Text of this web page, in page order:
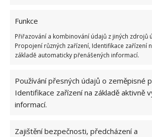
Funkce
Přiřazování a kombinování údajů z jiných zdrojů
Propojení různých zařízení, Identifikace zařízení
základě automaticky přenášených informací.
Používání přesných údajů o zeměpisné
Identifikace zařízení na základě aktivně
informací.
Zajištění bezpečnosti, předcházení a